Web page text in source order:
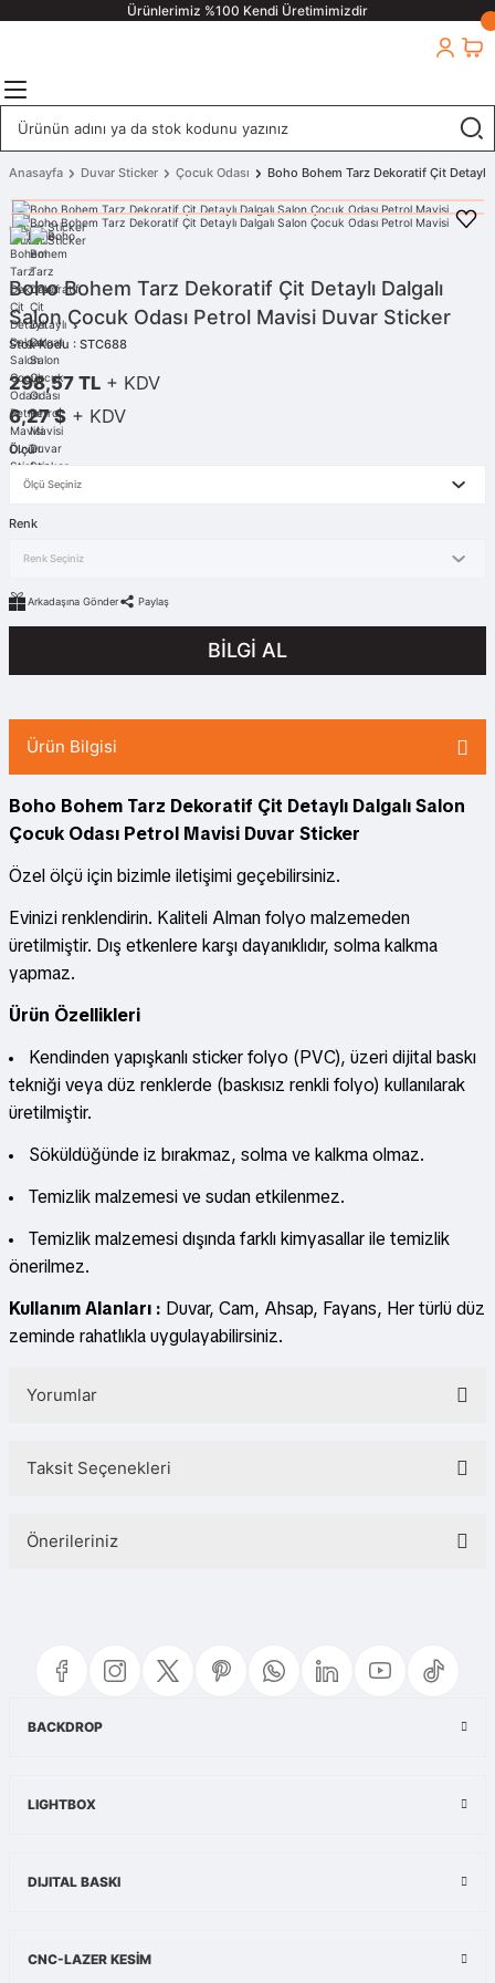
Ürünlerimiz %100 Kendi Üretimimizdir
Anasayfa Duvar Sticker Çocuk Odası Boho Bohem Tarz Dekoratif Çit
Boho Bohem Tarz Dekoratif Çit Detaylı Dalgalı
Salon Çocuk Odası Petrol Mavisi Duvar Sticker
Stok Kodu : STC688
298,57 TL + KDV
6,27 $ + KDV
Ölçü
Renk
Arkadaşına Gönder Paylaş
BİLGİ AL
Ürün Bilgisi
Boho Bohem Tarz Dekoratif Çit Detaylı Dalgalı Salon
Çocuk Odası Petrol Mavisi Duvar Sticker
Özel ölçü için bizimle iletişimi geçebilirsiniz.
Evinizi renklendirin. Kaliteli Alman folyo malzemeden
üretilmiştir. Dış etkenlere karşı dayanıklıdır, solma kalkma
yapmaz.
Ürün Özellikleri
Kendinden yapışkanlı sticker folyo (PVC), üzeri dijital baskı
tekniği veya düz renklerde (baskısız renkli folyo) kullanılarak
üretilmiştir.
Söküldüğünde iz bırakmaz, solma ve kalkma olmaz.
Temizlik malzemesi ve sudan etkilenmez.
Temizlik malzemesi dışında farklı kimyasallar ile temizlik
önerilmez.
Kullanım Alanları : Duvar, Cam, Ahsap, Fayans, Her türlü düz
zeminde rahatlıkla uygulayabilirsiniz.
Yorumlar
Taksit Seçenekleri
Önerileriniz
Görüş ve önerileriniz için teşekkür ederiz.
Ürün resmi kalitesiz, bozuk veya görüntülenemiyor.
BACKDROP
LIGHTBOX
DIJITAL BASKI
CNC-LAZER KESİM